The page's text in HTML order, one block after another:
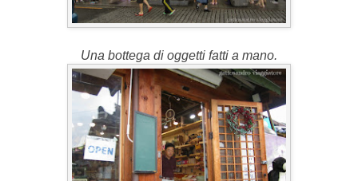
Una bottega di oggetti fatti a mano.